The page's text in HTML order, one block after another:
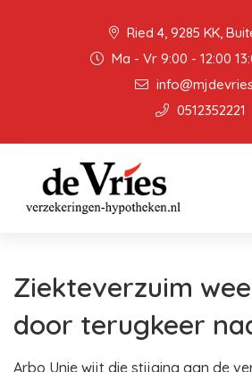
Ried 4, 9285 KK,
Ma - Vr 9:00 - 12:00
0512352221
Ziekteverzuim
door terugkeer
Arbo Unie wijt die stijging aan de